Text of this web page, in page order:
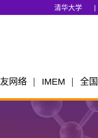
清华大学 |
网络 IMEM 全